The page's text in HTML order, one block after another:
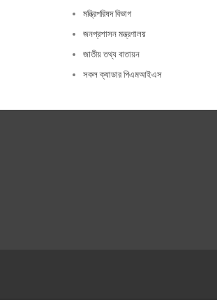
মন্ত্রিপরিষদ বিভাগ
জনপ্রশাসন মন্ত্রণালয়
জাতীয় তথ্য বাতায়ন
সকল ক্যাডার পিএমআইএস